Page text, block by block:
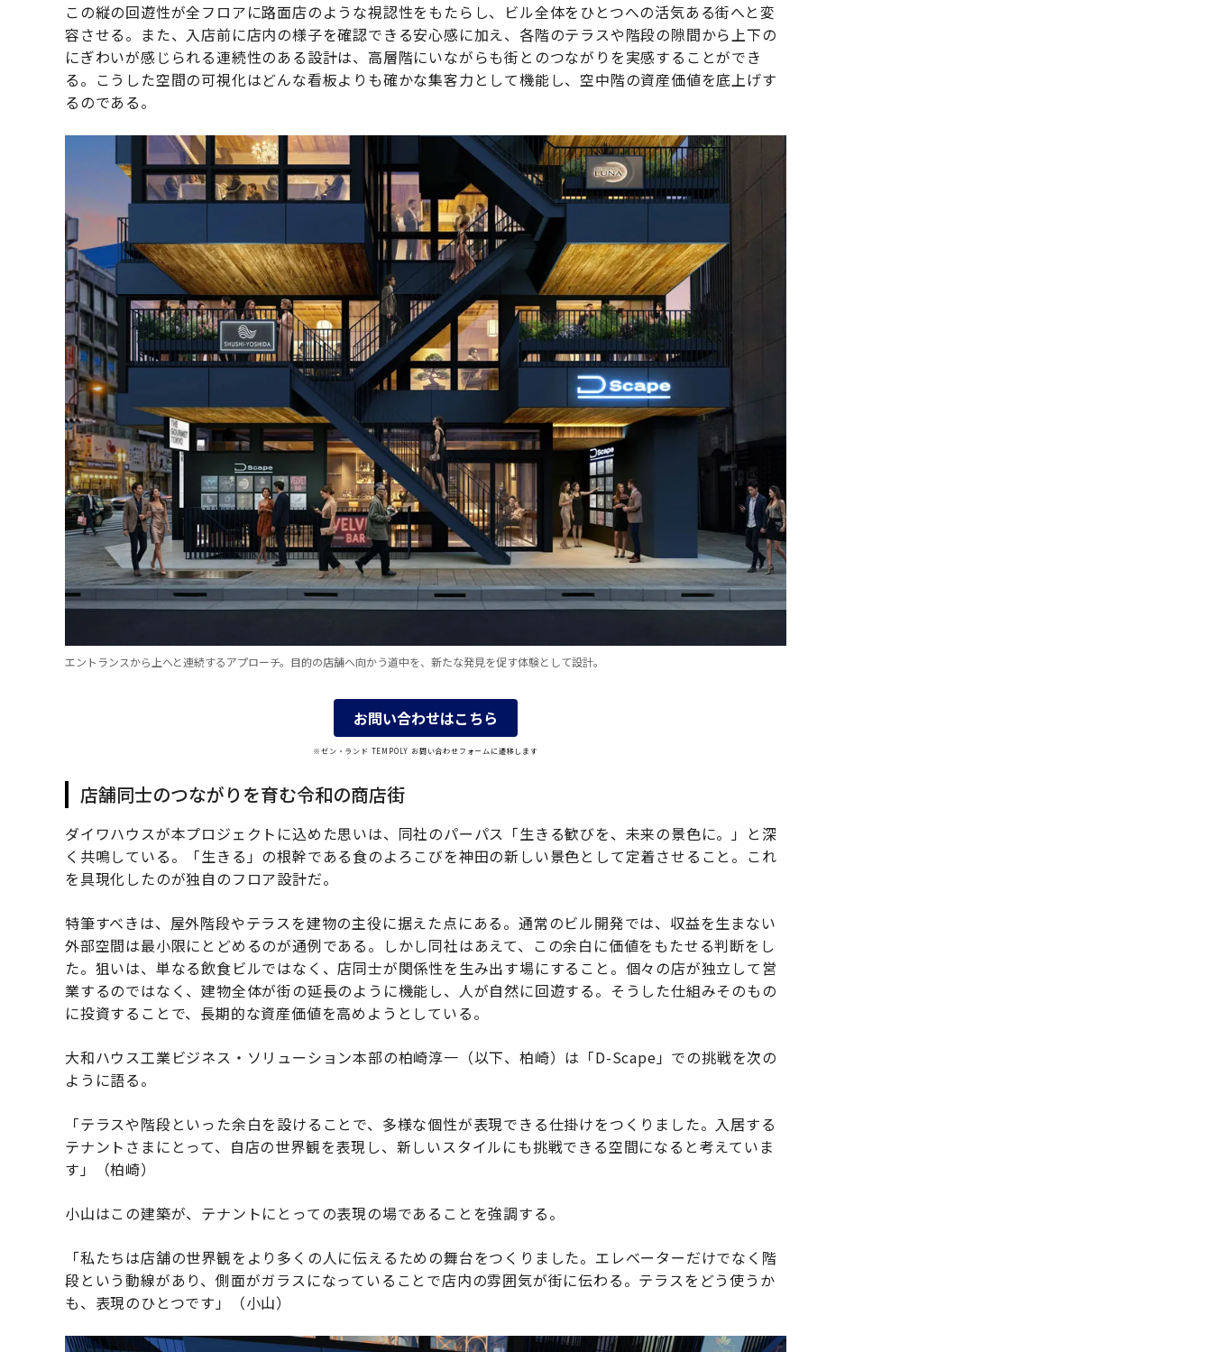
この縦の回遊性が全フロアに路面店のような視認性をもたらし、ビル全体をひとつへの活気ある街へと変
容させる。また、入店前に店内の様子を確認できる安心感に加え、各階のテラスや階段の隙間から上下の
にぎわいが感じられる連続性のある設計は、高層階にいながらも街とのつながりを実感することができ
る。こうした空間の可視化はどんな看板よりも確かな集客力として機能し、空中階の資産価値を底上げす
るのである。
エントランスから上へと連続するアプローチ。目的の店舗へ向かう道中を、新たな発見を促す体験として設計。
お問い合わせはこちら
※ゼン・ランド TEMPOLY お問い合わせフォームに遷移します
店舗同士のつながりを育む令和の商店街
ダイワハウスが本プロジェクトに込めた思いは、同社のパーパス「生きる歓びを、未来の景色に。」と深
く共鳴している。「生きる」の根幹である食のよろこびを神田の新しい景色として定着させること。これ
を具現化したのが独自のフロア設計だ。
特筆すべきは、屋外階段やテラスを建物の主役に据えた点にある。通常のビル開発では、収益を生まない
外部空間は最小限にとどめるのが通例である。しかし同社はあえて、この余白に価値をもたせる判断をし
た。狙いは、単なる飲食ビルではなく、店同士が関係性を生み出す場にすること。個々の店が独立して営
業するのではなく、建物全体が街の延長のように機能し、人が自然に回遊する。そうした仕組みそのもの
に投資することで、長期的な資産価値を高めようとしている。
大和ハウス工業ビジネス・ソリューション本部の柏崎淳一（以下、柏崎）は「D-Scape」での挑戦を次の
ように語る。
「テラスや階段といった余白を設けることで、多様な個性が表現できる仕掛けをつくりました。入居する
テナントさまにとって、自店の世界観を表現し、新しいスタイルにも挑戦できる空間になると考えていま
す」（柏崎）
小山はこの建築が、テナントにとっての表現の場であることを強調する。
「私たちは店舗の世界観をより多くの人に伝えるための舞台をつくりました。エレベーターだけでなく階
段という動線があり、側面がガラスになっていることで店内の雰囲気が街に伝わる。テラスをどう使うか
も、表現のひとつです」（小山）